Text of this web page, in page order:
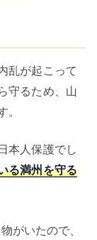
乱が起こって
守るため、山
。
本人保護でし
る満州を守る
がいたので、